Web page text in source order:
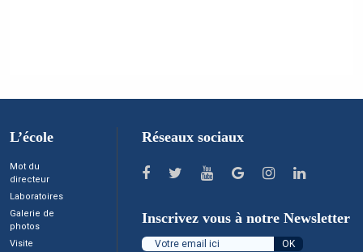
L’école
Mot du
directeur
Laboratoires
Galerie de
photos
Visite
Réseaux sociaux
Inscrivez vous à notre Newsletter